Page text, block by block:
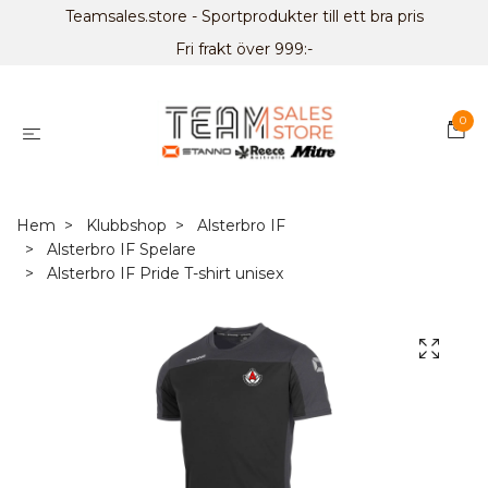
Teamsales.store - Sportprodukter till ett bra pris
Fri frakt över 999:-
0
Hem Klubbshop
Alsterbro IF
Alsterbro IF Spelare
Alsterbro IF Pride T-shirt unisex